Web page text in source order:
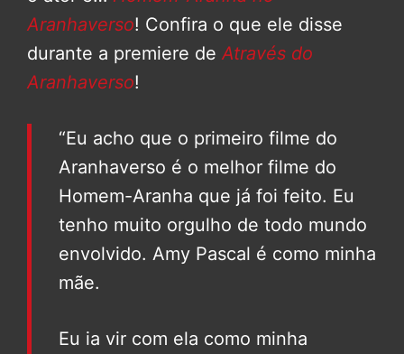
Aranhaverso! Confira o que ele disse
durante a premiere de Através do
Aranhaverso!
“Eu acho que o primeiro filme do
Aranhaverso é o melhor filme do
Homem-Aranha que já foi feito. Eu
tenho muito orgulho de todo mundo
envolvido. Amy Pascal é como minha
mãe.
Eu ia vir com ela como minha